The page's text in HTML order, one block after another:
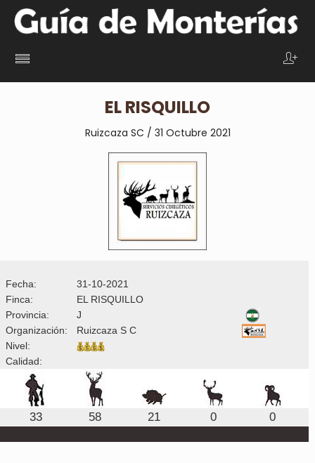
EL RISQUILLO
Ruizcaza SC / 31 Octubre 2021
Fecha:
31-10-2021
Finca:
EL RISQUILLO
Provincia:
J
Organización:
Ruizcaza S C
Nivel:
Calidad:
33 58 21 0 0